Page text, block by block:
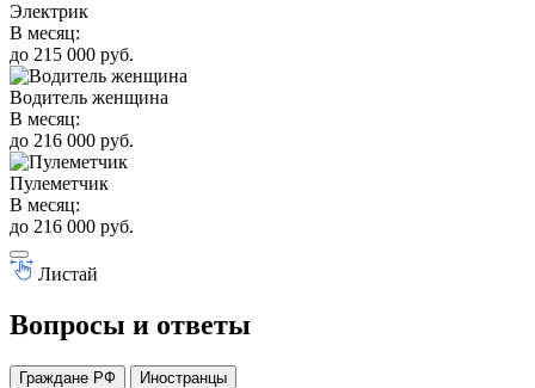
Электрик
В месяц:
до 215 000 руб.
Водитель женщина
В месяц:
до 216 000 руб.
Пулеметчик
В месяц:
до 216 000 руб.
Листай
Вопросы и ответы
Граждане РФ Иностранцы